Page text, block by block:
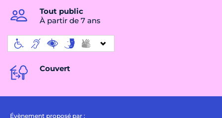
Tout public
À partir de 7 ans
Couvert
Évènement proposé par :